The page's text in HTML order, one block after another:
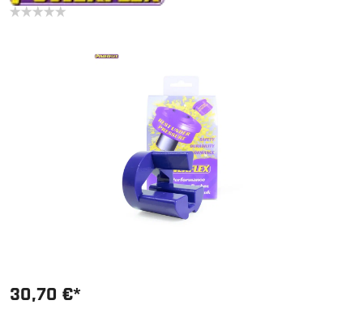
Bildergalerie überspringen
30,70 €*